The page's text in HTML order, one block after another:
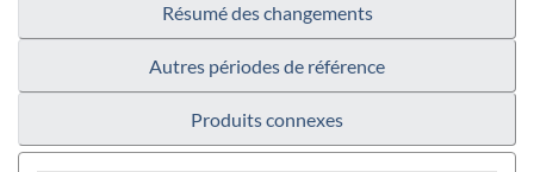
Résumé des changements
Autres périodes de référence
Produits connexes